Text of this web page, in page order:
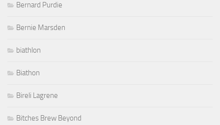
Bernard Purdie
Bernie Marsden
biathlon
Biathon
Bireli Lagrene
Bitches Brew Beyond